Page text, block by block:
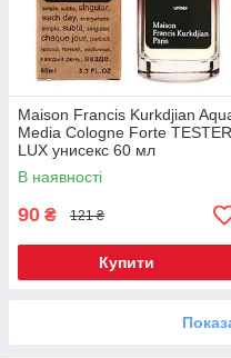
Maison Francis Kurkdjian
Media Cologne Forte TESTER
LUX унисекс 60 мл
В наявності
90 ₴ 121 ₴
Купити